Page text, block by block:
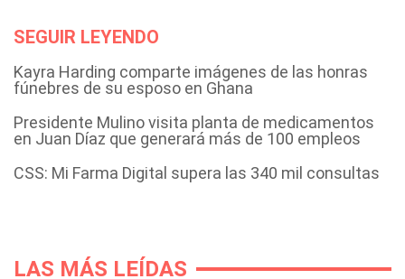
SEGUIR LEYENDO
Kayra Harding comparte imágenes de las honras
fúnebres de su esposo en Ghana
Presidente Mulino visita planta de medicamentos
en Juan Díaz que generará más de 100 empleos
CSS: Mi Farma Digital supera las 340 mil consultas
LAS MÁS LEÍDAS